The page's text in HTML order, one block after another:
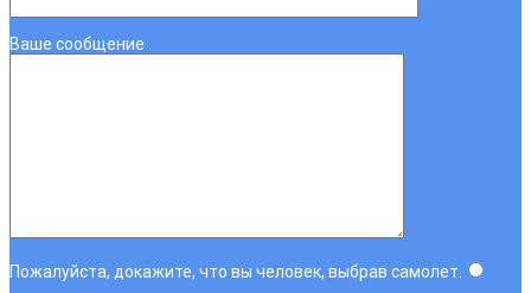
Ваше сообщение
Пожалуйста, докажите, что вы человек, выбрав самолет.